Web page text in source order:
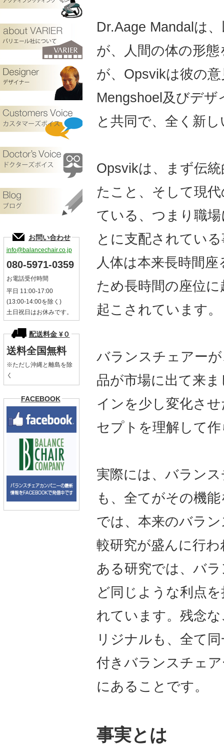
Dr.Aage Mandalは
が、人間の体の形
が、Opsvikは彼の
Mengshoel及びデ
と共同で、全く新
Opsvikは、まず伝
たこと、そして現
ている、つまり職
とに支配されてい
人体は本来長時間
ため長時間の座位
起こされています。
バランスチェアー
品が市場に出て来
インを少し変化さ
セプトを理解して
実際には、バラン
も、全てがその機
では、本来のバラ
較研究が盛んに行
ある研究では、バ
ど同じような利点
れています。残念
リジナルも、全て
付きバランスチェ
にあることです。
事実とは
お問い合わせ
info@balancechair.co.jp
080-5971-0359
お電話受付時間
平日 11:00-17:00
(13:00-14:00を除く)
土日祝日はお休みです。
配送料金 ¥０
送料全国無料
※ただし沖縄と離島を除
く
FACEBOOK